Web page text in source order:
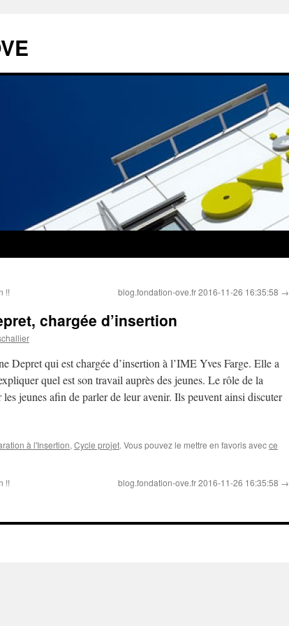
!! blog.fondation-ove.fr 2016-11-26 16:35:58 →
chargée d’insertion
Depret qui est chargée d’insertion à l’IME Yves Farge. Elle a
quel est son travail auprès des jeunes. Le rôle de la
jeunes afin de parler de leur avenir. Ils peuvent ainsi discuter
à l'Insertion, Cycle projet. Vous pouvez le mettre en favoris avecce
!! blog.fondation-ove.fr 2016-11-26 16:35:58 →